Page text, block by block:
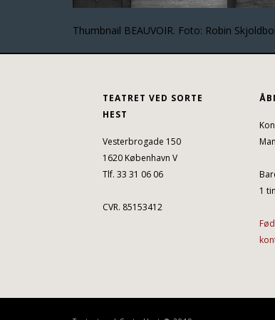
Thumbnail BEAUVOIR. Foto: Robin
TEATRET VED SORTE
HEST
Vesterbrogade 150
1620 København V
Tlf. 33 31 06 06
CVR. 85153412
1